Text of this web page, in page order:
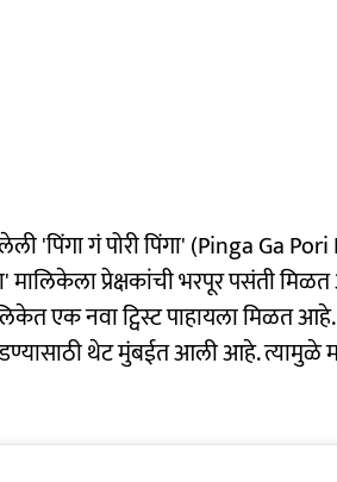
'पिंगा गं पोरी पिंगा' (Pinga Ga Pori
मालिकेला प्रेक्षकांची भरपूर पसंती
एक नवा ट्विस्ट पाहायला मिळत
थेट मुंबईत आली आहे.